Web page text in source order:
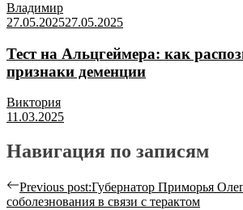
Владимир
27.05.202527.05.2025
Тест на Альцгеймера: как
признаки деменции
Виктория
11.03.2025
Навигация по записям
Previous post:Губернатор Приморья
соболезнования в связи с терактом